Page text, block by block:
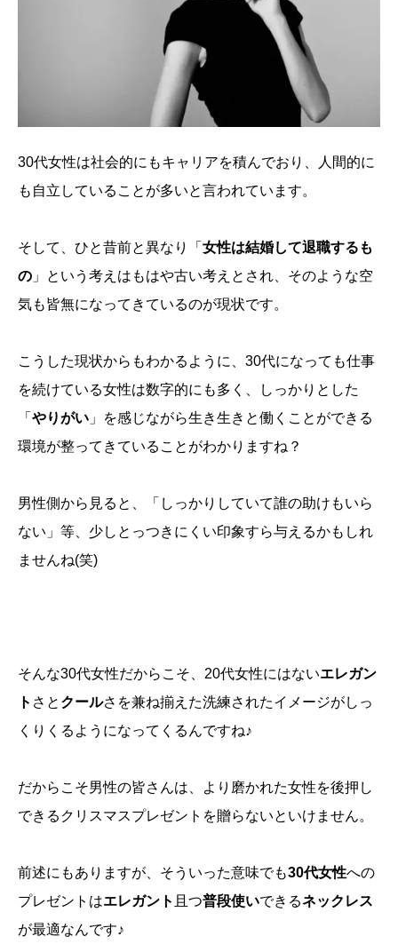
30代女性は社会的にもキャリアを積んでおり、人間的に
も自立していることが多いと言われています。
そして、ひと昔前と異なり「 女性は結婚して退職するも
の 」という考えはもはや古い考えとされ、そのような空
気も皆無になってきているのが現状です。
こうした現状からもわかるように、30代になっても仕事
を続けている女性は数字的にも多く、しっかりとした
「 やりがい 」を感じながら生き生きと働くことができる
環境が整ってきていることがわかりますね？
男性側から見ると、「しっかりしていて誰の助けもいら
ない」等、少しとっつきにくい印象すら与えるかもしれ
ませんね(笑)
そんな30代女性だからこそ、20代女性にはないエレガン
ト さと クールさを兼ね揃えた洗練されたイメージがしっ
くりくるようになってくるんですね♪
だからこそ男性の皆さんは、より磨かれた女性を後押し
できるクリスマスプレゼントを贈らないといけません。
前述にもありますが、そういった意味でも30代女性への
プレゼントはエレガント 且つ普段使いできるネックレス
が最適なんです♪